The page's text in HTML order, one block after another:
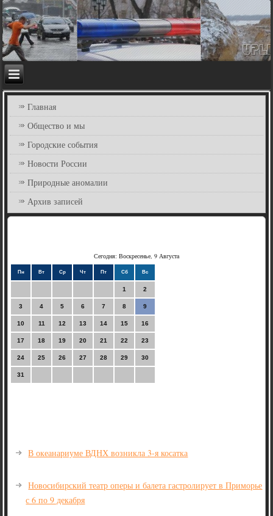
Главная
Общество и мы
Городские события
Новости России
Природные аномалии
Архив записей
Сегодня: Воскресенье, 9 Августа
Пн Вт Ср Чт Пт Сб Вс
1 2
3 4 5 6 7 8 9
10 11 12 13 14 15 16
17 18 19 20 21 22 23
24 25 26 27 28 29 30
31
В океанариуме ВДНХ возникла 3-я косатка
Новосибирский театр оперы и балета гастролирует в Приморье
с 6 по 9 декабря